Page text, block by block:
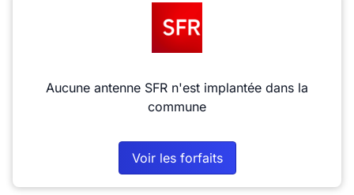
Aucune antenne SFR n'est implantée dans la
commune
Voir les forfaits